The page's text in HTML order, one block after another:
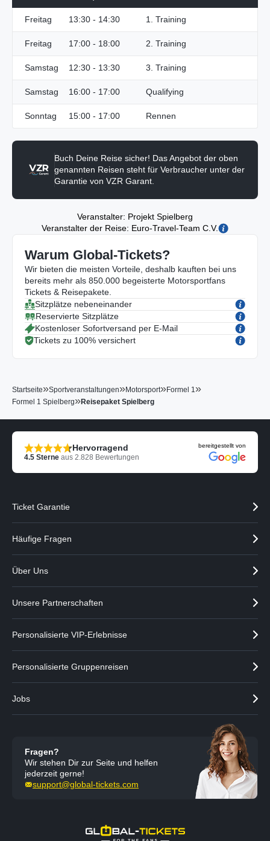
Freitag 13:30 - 14:30 1. Training
Freitag 17:00 - 18:00 2. Training
Samstag 12:30 - 13:30 3. Training
Samstag 16:00 - 17:00 Qualifying
Sonntag 15:00 - 17:00 Rennen
Buch Deine Reise sicher! Das Angebot der oben
genannten Reisen steht für Verbraucher unter der
Garantie von VZR Garant.
Veranstalter: Projekt Spielberg
Veranstalter der Reise: Euro-Travel-Team C.V.
Warum Global-Tickets?
Wir bieten die meisten Vorteile, deshalb kauften bei uns
bereits mehr als 850.000 begeisterte Motorsportfans
Tickets & Reisepakete.
Sitzplätze nebeneinander
Reservierte Sitzplätze
Kostenloser Sofortversand per E-Mail
Tickets zu 100% versichert
Startseite»Sportveranstaltungen»Motorsport»Formel 1»
Formel 1 Spielberg»Reisepaket Spielberg
Hervorragend
4.5 Sterne aus 2.828 Bewertungen
bereitgestellt von
Ticket Garantie
Häufige Fragen
Über Uns
Unsere Partnerschaften
Personalisierte VIP-Erlebnisse
Personalisierte Gruppenreisen
Jobs
Fragen?
Wir stehen Dir zur Seite und helfen
jederzeit gerne!
support@global-tickets.com